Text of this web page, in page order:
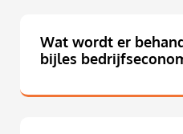
Wat wordt er
bijles